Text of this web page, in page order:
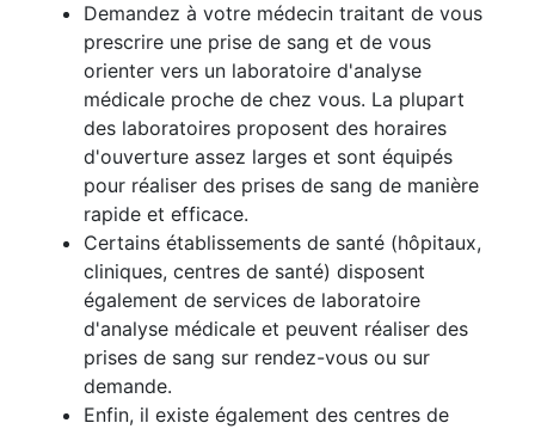
Demandez à votre médecin traitant de vous
prescrire une prise de sang et de vous
orienter vers un laboratoire d'analyse
médicale proche de chez vous. La plupart
des laboratoires proposent des horaires
d'ouverture assez larges et sont équipés
pour réaliser des prises de sang de manière
rapide et efficace.
Certains établissements de santé (hôpitaux,
cliniques, centres de santé) disposent
également de services de laboratoire
d'analyse médicale et peuvent réaliser des
prises de sang sur rendez-vous ou sur
demande.
Enfin, il existe également des centres de